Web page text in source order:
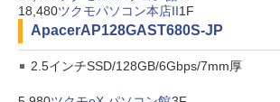
18,480ツクモパソコン本店II1F
ApacerAP128GAST680S-JP
2.5インチSSD/128GB/6Gbps/7mm厚